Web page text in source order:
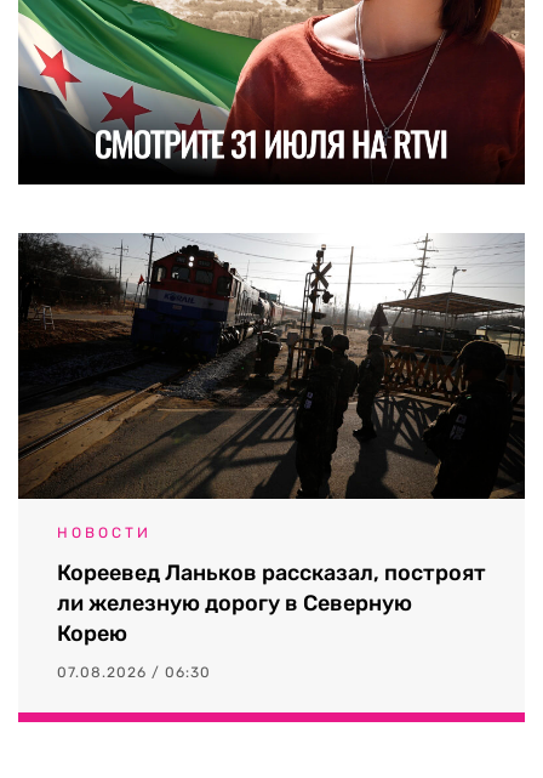
НОВОСТИ
Кореевед Ланьков рассказал, построят
ли железную дорогу в Северную
Корею
07.08.2026 / 06:30